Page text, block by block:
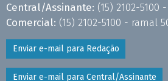
Central/Assinante: (15) 2102-5100
Comercial: (15) 2102-5100 - ramal
Enviar e-mail para Redação
Enviar e-mail para Central/Assinante